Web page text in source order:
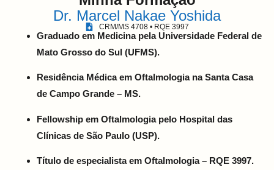
Dr. Marcel Nakae Yoshida
CRM/MS 4708 • RQE 3997
Graduado em Medicina pela Universidade Federal de
Mato Grosso do Sul (UFMS).
Residência Médica em Oftalmologia na Santa Casa
de Campo Grande – MS.
Fellowship em Oftalmologia pelo Hospital das
Clínicas de São Paulo (USP).
Título de especialista em Oftalmologia – RQE 3997.